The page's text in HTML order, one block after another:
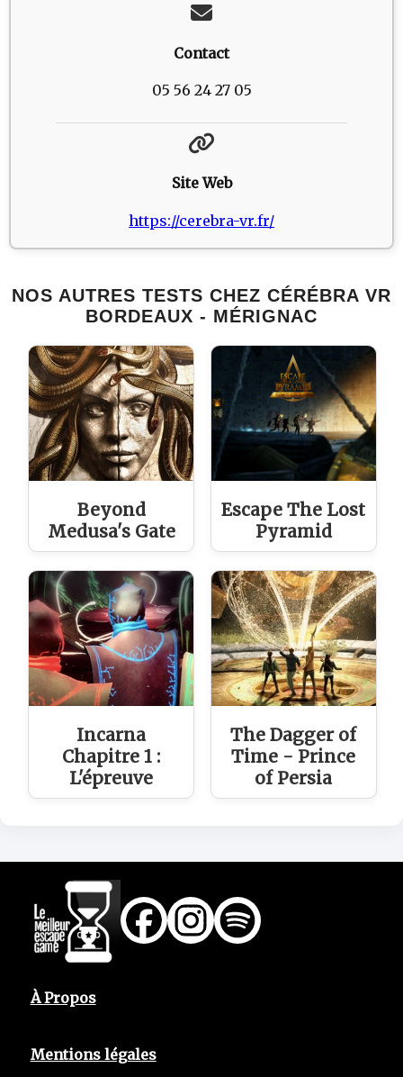
Contact
05 56 24 27 05
Site Web
https://cerebra-vr.fr/
NOS AUTRES TESTS CHEZ CÉRÉBRA VR
BORDEAUX - MÉRIGNAC
Beyond
Medusa's Gate
Escape The Lost
Pyramid
Incarna
Chapitre 1 :
L'épreuve
The Dagger of
Time - Prince
of Persia
À Propos
Mentions légales